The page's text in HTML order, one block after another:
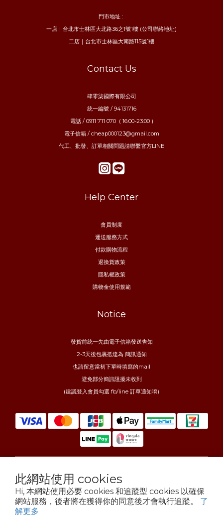
此網站使用 cookies
Hi, 本網站使用必要 cookies 和追蹤型 cookies 以確保
網站服務，後者將在獲得你的同意後才會執行追蹤。 了
解更多
門市地址 :
一店｜台北市士林區大北路36之1號1樓 (公司聯絡地址)
二店｜台北市士林區大南路115號1樓
Contact Us
肆零柒國際有限公司
統一編號 / 94131716
電話 / 0911 711 070 ( 16:00-23:00 )
電子信箱 / cheap000123@gmail.com
代工、批發、訂單相關問題請聯繫官方LINE
Help Center
會員制度
運送服務方式
付款購物流程
退換貨政策
隱私權政策
購物金使用規範
Notice
發貨前統一先由電子信箱發送告知
2-3天後包裹抵達為 簡訊通知
也請留意當初下單時填寫的mail
避免部分簡訊阻擾未收到
(建議登入會員勾選 fb/line 訂單通知唷)
$ TWD 繁體中文